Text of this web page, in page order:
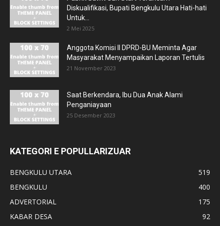
Diskualifikasi, Bupati Bengkulu Utara Hati-hati
Untuk...
2 Mei 2025
Anggota Komisi II DPRD-BU Meminta Agar
Masyarakat Menyampaikan Laporan Tertulis
21 November 2023
Saat Berkendara, Ibu Dua Anak Alami
Penganiayaan
25 Desember 2023
KATEGORI E POPULLARIZUAR
BENGKULU UTARA
519
BENGKULU
400
ADVERTORIAL
175
KABAR DESA
92